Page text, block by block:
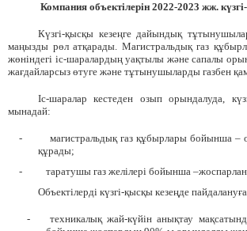
Компания объектілерін 2022-2023 жж.
Күзгі-қысқы кезеңге дайындық
маңызды рөл атқарады. Магистральдық газ
жөніндегі іс-шаралардың уақтылы және сапалы
жағдайларсыз өтуге және тұтынушыларды газбен
Іс-шаралар кестеден озып орындалуда,
мынадай:
- магистральдық газ құбырлары бойынша–
құрады;
-
таратушы газ желілері бойынша
Объектілерді күзгі-қысқы кезеңде
-
техникалық жай-күйін анықтау